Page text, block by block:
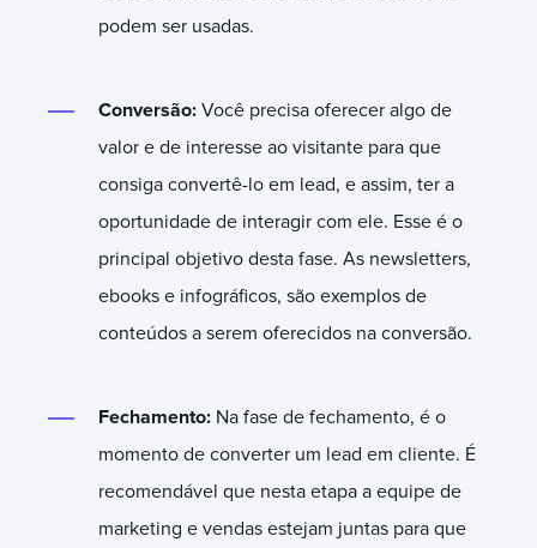
podem ser usadas.
Conversão: Você precisa oferecer algo de
valor e de interesse ao visitante para que
consiga convertê-lo em lead, e assim, ter a
oportunidade de interagir com ele. Esse é o
principal objetivo desta fase. As newsletters,
ebooks e infográficos, são exemplos de
conteúdos a serem oferecidos na conversão.
Fechamento: Na fase de fechamento, é o
momento de converter um lead em cliente. É
recomendável que nesta etapa a equipe de
marketing e vendas estejam juntas para que